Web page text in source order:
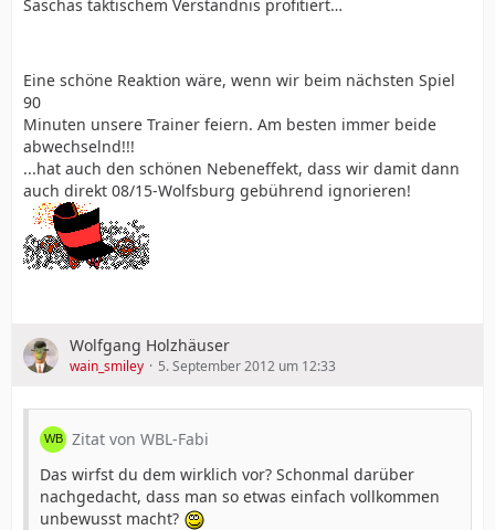
Saschas taktischem Verständnis profitiert…
Eine schöne Reaktion wäre, wenn wir beim nächsten Spiel
90
Minuten unsere Trainer feiern. Am besten immer beide
abwechselnd!!!
...hat auch den schönen Nebeneffekt, dass wir damit dann
auch direkt 08/15-Wolfsburg gebührend ignorieren!
Wolfgang Holzhäuser
wain_smiley 5. September 2012 um 12:33
Zitat von WBL-Fabi
Das wirfst du dem wirklich vor? Schonmal darüber
nachgedacht, dass man so etwas einfach vollkommen
unbewusst macht?